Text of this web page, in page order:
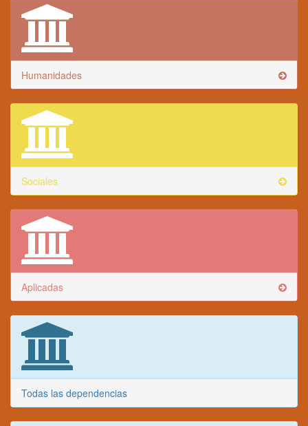
Humanidades
Sociales
Aplicadas
Todas las dependencias